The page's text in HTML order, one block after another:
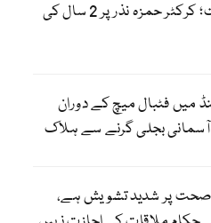
الزام ثابت؛ کرکٹر حمزہ نذر پر 2 سال کی
میں فٹبال میچ کے دوران
بجلی گرنے سے ہلاک
صحت پر شدید تشویش ہے،